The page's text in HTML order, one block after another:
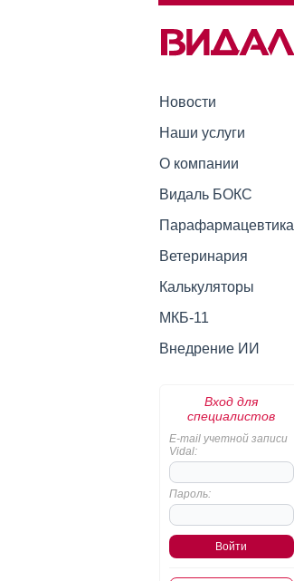
Новости
Наши услуги
О компании
Видаль БОКС
Парафармацевтика
Ветеринария
Калькуляторы
МКБ-11
Внедрение ИИ
Вход для
специалистов
E-mail учетной записи
Vidal:
Пароль: